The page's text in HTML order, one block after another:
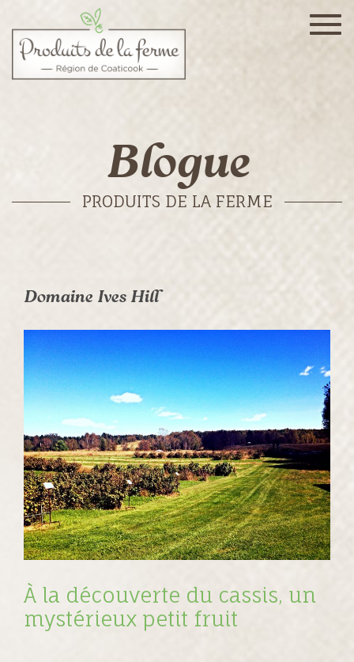
Blogue
PRODUITS DE LA FERME
Domaine Ives Hill
À la découverte du cassis, un
mystérieux petit fruit